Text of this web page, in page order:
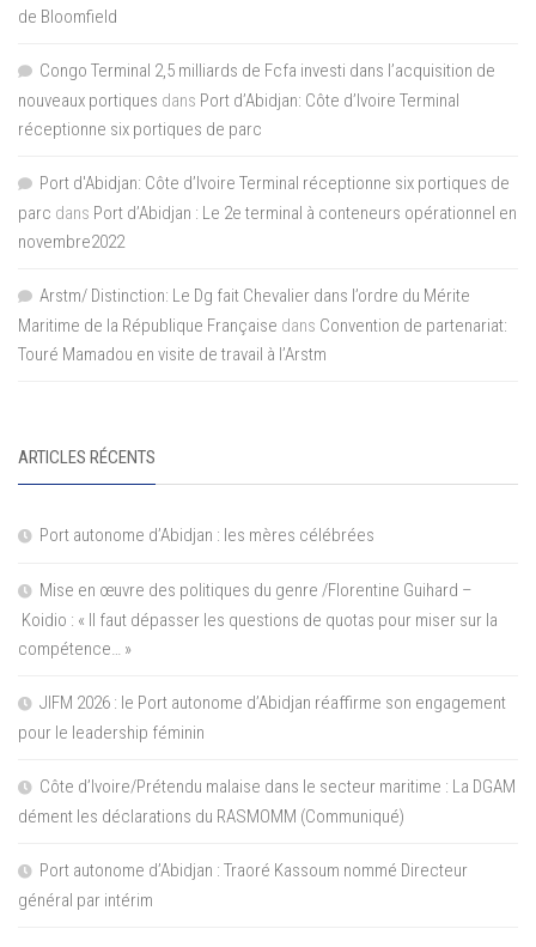
de Bloomfield
Congo Terminal 2,5 milliards de Fcfa investi dans l’acquisition de
nouveaux portiques dans Port d’Abidjan: Côte d’Ivoire Terminal
réceptionne six portiques de parc
Port d'Abidjan: Côte d’Ivoire Terminal réceptionne six portiques de
parc dans Port d’Abidjan : Le 2e terminal à conteneurs opérationnel en
novembre2022
Arstm/ Distinction: Le Dg fait Chevalier dans l’ordre du Mérite
Maritime de la République Française dans Convention de partenariat:
Touré Mamadou en visite de travail à l’Arstm
ARTICLES RÉCENTS
Port autonome d’Abidjan : les mères célébrées
Mise en œuvre des politiques du genre /Florentine Guihard –
Koidio : « Il faut dépasser les questions de quotas pour miser sur la
compétence… »
JIFM 2026 : le Port autonome d’Abidjan réaffirme son engagement
pour le leadership féminin
Côte d’Ivoire/Prétendu malaise dans le secteur maritime : La DGAM
dément les déclarations du RASMOMM (Communiqué)
Port autonome d’Abidjan : Traoré Kassoum nommé Directeur
général par intérim